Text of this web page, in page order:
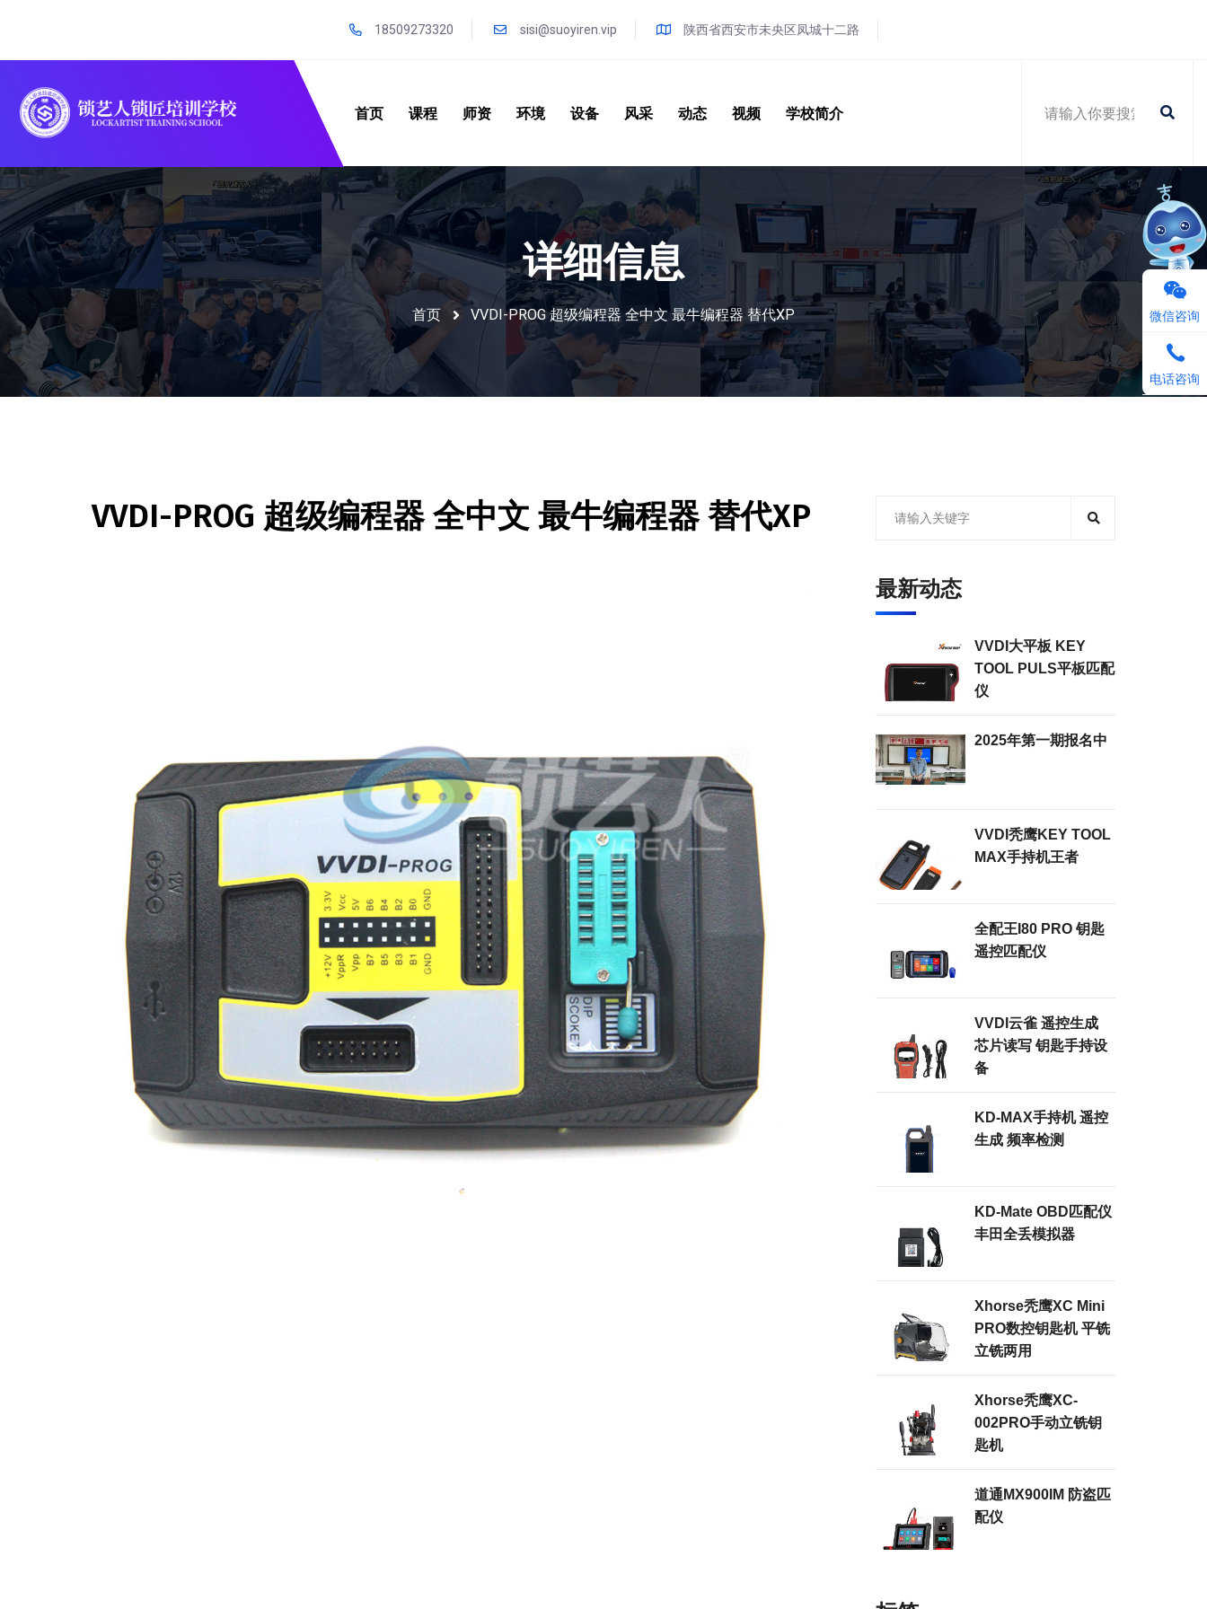
18509273320 sisi@suoyiren.vip 陕西省西安市未央区凤城十二路
首页 课程 师资 环境 设备 风采 动态 视频 学校简介
详细信息
首页 VVDI-PROG 超级编程器 全中文 最牛编程器 替代XP
VVDI-PROG 超级编程器 全中文 最牛编程器 替代XP
最新动态
VVDI大平板 KEY
TOOL PULS平板匹配
仪
2025年第一期报名中
VVDI秃鹰KEY TOOL
MAX手持机王者
全配王i80 PRO 钥匙
遥控匹配仪
VVDI云雀 遥控生成
芯片读写 钥匙手持设
备
KD-MAX手持机 遥控
生成 频率检测
KD-Mate OBD匹配仪
丰田全丢模拟器
Xhorse秃鹰XC Mini
PRO数控钥匙机 平铣
立铣两用
Xhorse秃鹰XC-
002PRO手动立铣钥
匙机
道通MX900IM 防盗匹
配仪
微信咨询
电话咨询